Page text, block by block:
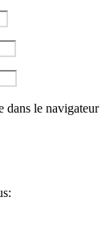
dans le navigateur